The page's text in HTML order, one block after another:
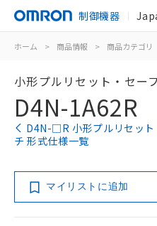
制御機器
ホーム > 商品情報 > 商品カテゴリ
小形プルリセット・セー
D4N-1A62R
D4N-□R 小形プルリセット
チ 形式仕様一覧
マイリストに追加